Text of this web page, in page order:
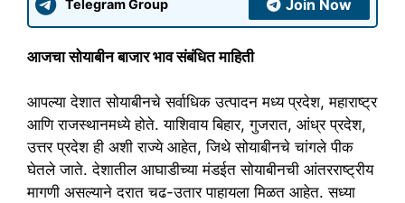
Telegram Group Join Now
आजचा सोयाबीन बाजार भाव संबंधित माहिती
आपल्या देशात सोयाबीनचे सर्वाधिक उत्पादन मध्य प्रदेश, महाराष्ट्र
आणि राजस्थानमध्ये होते. याशिवाय बिहार, गुजरात, आंध्र प्रदेश,
उत्तर प्रदेश ही अशी राज्ये आहेत, जिथे सोयाबीनचे चांगले पीक
घेतले जाते. देशातील आघाडीच्या मंडईत सोयाबीनची आंतरराष्ट्रीय
मागणी असल्याने दरात चढ-उतार पाहायला मिळत आहेत. सध्या